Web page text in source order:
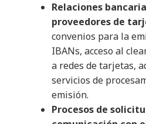
Relaciones
proveedores de
convenios para la
IBANs, acceso al
a redes de tarjetas,
servicios de
emisión.
Procesos de